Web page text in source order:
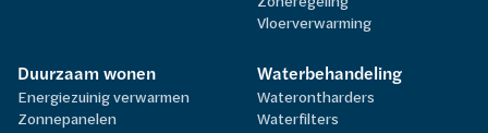
Vloerverwarming
Duurzaam wonen
Energiezuinig verwarmen
Zonnepanelen
Waterbehandeling
Waterontharders
Waterfilters